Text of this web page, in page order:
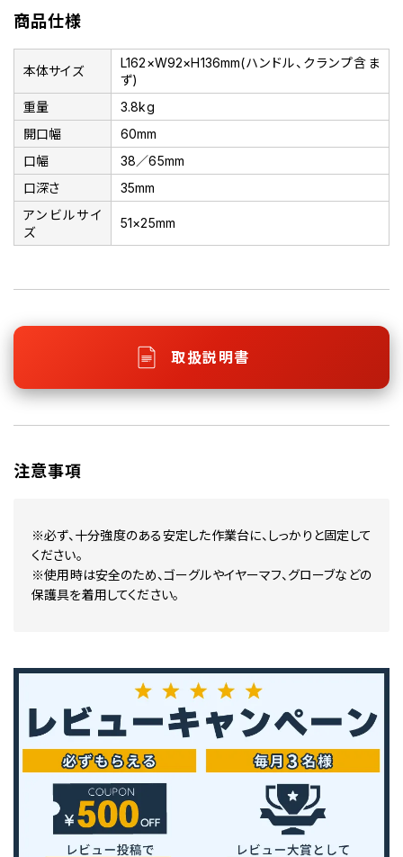
商品仕様
本体サイズ
L162×W92×H136mm(ハンドル、クランプ含ま
ず)
重量
3.8kg
開口幅
60mm
口幅
38／65mm
口深さ
35mm
アンビルサイ
ズ
51×25mm
取扱説明書
注意事項
※必ず、十分強度のある安定した作業台に、しっかりと固定して
ください。
※使用時は安全のため、ゴーグルやイヤーマフ、グローブなどの
保護具を着用してください。